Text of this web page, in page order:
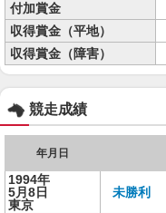
付加賞金
収得賞金（平地）
収得賞金（障害）
競走成績
年月日
1994年
5月8日
東京
未勝利